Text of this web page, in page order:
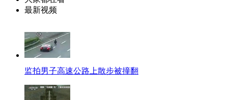
最新视频
监拍男子高速公路上散步被撞翻